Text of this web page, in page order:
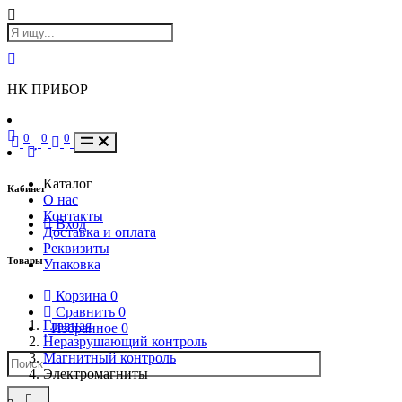
НК ПРИБОР
Кабинет
Вход
Товары
Корзина 0
Сравнить 0
Избранное 0
0 0 0
Каталог
О нас
Контакты
Доставка и оплата
Реквизиты
Упаковка
Главная
Неразрушающий контроль
Магнитный контроль
Электромагниты